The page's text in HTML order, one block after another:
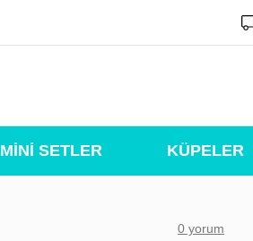
MİNİ SETLER KÜPELER
0 yorum